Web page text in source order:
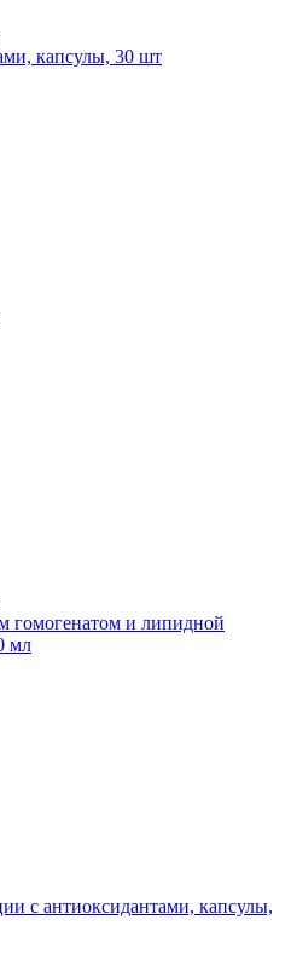
капсулы, 30 шт
гомогенатом и липидной
мл
с антиоксидантами, капсулы,